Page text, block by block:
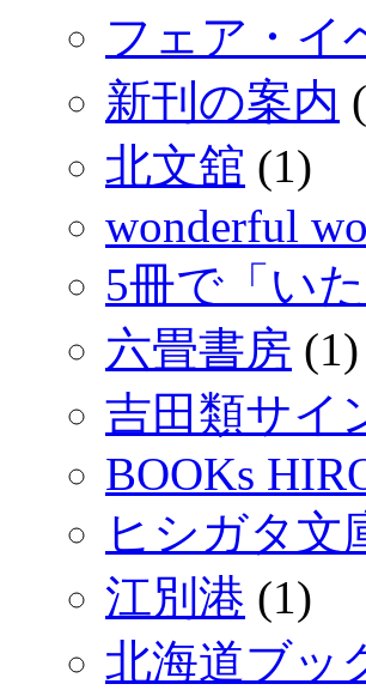
フェア・イ
新刊の案内
北文舘 (1)
wonderful
5冊で「い
六畳書房 (1)
吉田類サイ
BOOKs
ヒシガタ文
江別港 (1)
北海道ブッ